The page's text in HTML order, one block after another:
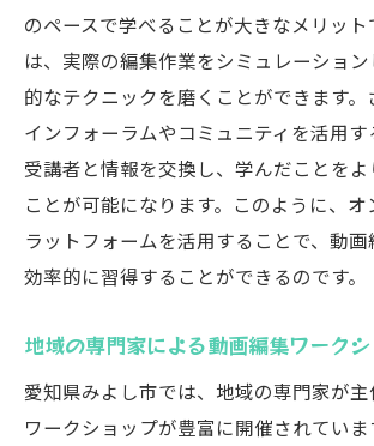
動画編集のプロを目指す！愛知県
ステップアップ方法
プロフェッショナル向け講座
みよし市でのインターンシッ
仕事に役立つ動画編集の実践
ポートフォリオ作成のための
ツ
動画編集の新たなトレンドへ
愛知県みよし市で学ぶ動画編集の
訓
のペースで学べることが大きなメリット
は、実際の編集作業をシミュレーショ
的なテクニックを磨くことができます。
インフォーラムやコミュニティを活用す
受講者と情報を交換し、学んだことを
ことが可能になります。このように、
ラットフォームを活用することで、動
効率的に習得することができるのです。
地域の専門家による動画編集ワーク
愛知県みよし市では、地域の専門家が
ワークショップが豊富に開催されてい